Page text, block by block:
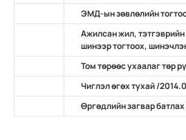
ЭМД-ын зөвлөлийн
Ажилсан жил,
шинээр тогтоох,
Том төрөөс ухаалаг төр
Чиглэл өгөх тухай /
Өргөдлийн загвар